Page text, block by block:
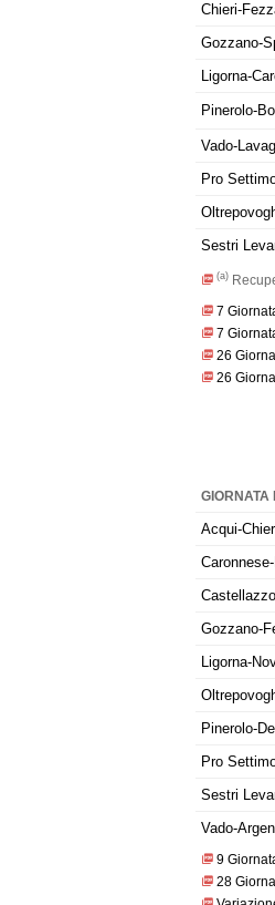
Chieri-
Gozzano-
Ligorna-
Pinerolo-
Vado-
Pro
Sestri
(a)
7
7
26
26
GIORNATA
Acqui-
Gozzano-
Ligorna-
Pinerolo-
Pro
Sestri
Vado-
9
28